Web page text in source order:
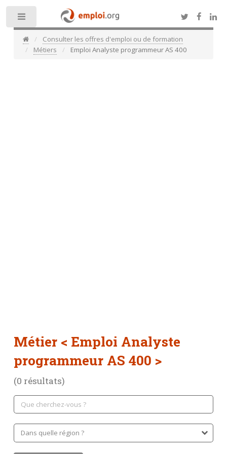
Consulter les offres d'emploi ou de formation
Métiers
Emploi Analyste programmeur AS 400
Métier < Emploi Analyste
programmeur AS 400 >
(0 résultats)
Toggle